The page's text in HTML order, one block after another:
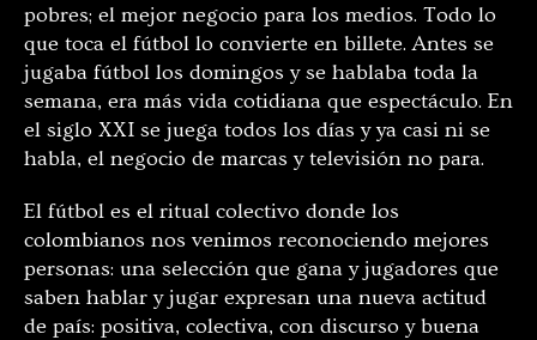
pobres; el mejor negocio para los medios. Todo lo
que toca el fútbol lo convierte en billete. Antes se
jugaba fútbol los domingos y se hablaba toda la
semana, era más vida cotidiana que espectáculo. En
el siglo XXI se juega todos los días y ya casi ni se
habla, el negocio de marcas y televisión no para.
El fútbol es el ritual colectivo donde los
colombianos nos venimos reconociendo mejores
personas: una selección que gana y jugadores que
saben hablar y jugar expresan una nueva actitud
de país: positiva, colectiva, con discurso y buena